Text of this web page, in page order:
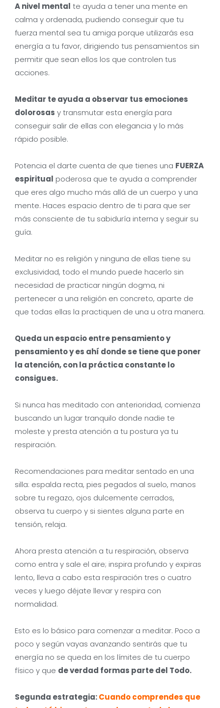
A nivel mental te ayuda a tener una mente en
calma y ordenada, pudiendo conseguir que tu
fuerza mental sea tu amiga porque utilizarás esa
energía a tu favor, dirigiendo tus pensamientos sin
permitir que sean ellos los que controlen tus
acciones.
Meditar te ayuda a observar tus emociones
dolorosas y transmutar esta energía para
conseguir salir de ellas con elegancia y lo más
rápido posible.
Potencia el darte cuenta de que tienes una FUERZA
espiritual poderosa que te ayuda a comprender
que eres algo mucho más allá de un cuerpo y una
mente. Haces espacio dentro de ti para que ser
más consciente de tu sabiduría interna y seguir su
guía.
Meditar no es religión y ninguna de ellas tiene su
exclusividad, todo el mundo puede hacerlo sin
necesidad de practicar ningún dogma, ni
pertenecer a una religión en concreto, aparte de
que todas ellas la practiquen de una u otra manera.
Queda un espacio entre pensamiento y
pensamiento y es ahí donde se tiene que poner
la atención, con la práctica constante lo
consigues.
Si nunca has meditado con anterioridad, comienza
buscando un lugar tranquilo donde nadie te
moleste y presta atención a tu postura ya tu
respiración.
Recomendaciones para meditar sentado en una
silla: espalda recta, pies pegados al suelo, manos
sobre tu regazo, ojos dulcemente cerrados,
observa tu cuerpo y si sientes alguna parte en
tensión, relaja.
Ahora presta atención a tu respiración, observa
como entra y sale el aire; inspira profundo y expiras
lento, lleva a cabo esta respiración tres o cuatro
veces y luego déjate llevar y respira con
normalidad.
Esto es lo básico para comenzar a meditar. Poco a
poco y según vayas avanzando sentirás que tu
energía no se queda en los límites de tu cuerpo
físico y que de verdad formas parte del Todo.
Segunda estrategia:Cuando comprendes que